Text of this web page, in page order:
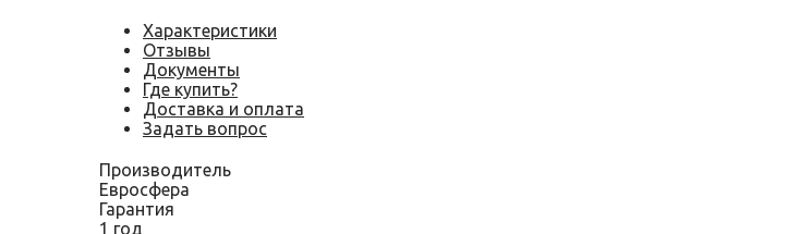
Характеристики
Отзывы
Документы
Где купить?
Доставка и оплата
Задать вопрос
Производитель
Евросфера
Гарантия
1 год